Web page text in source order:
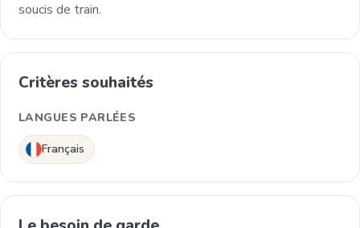
soucis de train.
Critères souhaités
LANGUES PARLÉES
Français